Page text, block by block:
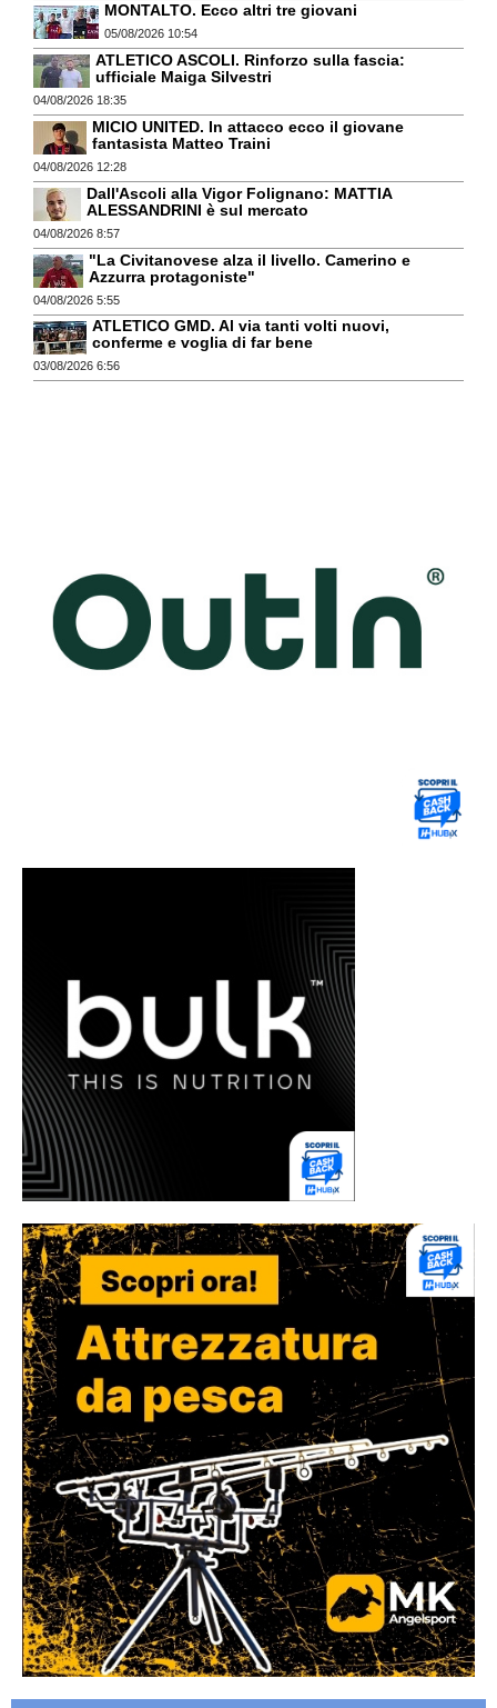
MONTALTO. Ecco altri tre giovani
05/08/2026 10:54
ATLETICO ASCOLI. Rinforzo sulla fascia:
ufficiale Maiga Silvestri
04/08/2026 18:35
MICIO UNITED. In attacco ecco il giovane
fantasista Matteo Traini
04/08/2026 12:28
Dall'Ascoli alla Vigor Folignano: MATTIA
ALESSANDRINI è sul mercato
04/08/2026 8:57
"La Civitanovese alza il livello. Camerino e
Azzurra protagoniste"
04/08/2026 5:55
ATLETICO GMD. Al via tanti volti nuovi,
conferme e voglia di far bene
03/08/2026 6:56